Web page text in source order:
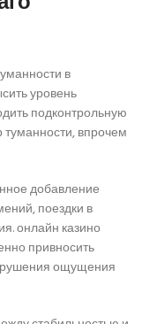
в
уровень
подконтрольную
туманности, впрочем
добавление
поездки в
онлайн казино
привносить
ощущения